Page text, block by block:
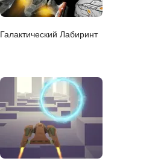
Галактический Лабиринт